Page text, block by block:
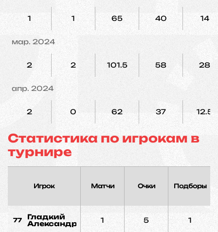
1 1 65 40 14
мар. 2024
2 2 101.5 58 28
апр. 2024
2 0 62 37 12.5
Статистика по игрокам в
турнире
Игрок Матчи Очки Подборы
77
Гладкий
Александр
1 5 1